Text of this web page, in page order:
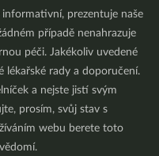
prezentuje naše
případě nenahrazuje
péči. Jakékoliv uvedené
lékařské rady a doporučení.
a nejste jistí svým
prosím, svůj stav s
webu berete toto